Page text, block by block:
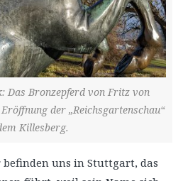
Das Bronzepferd von Fritz von
der „Reichsgartenschau“
Killesberg.
uns in Stuttgart, das